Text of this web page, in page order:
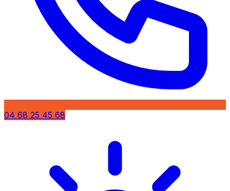
04 68 25 45 68